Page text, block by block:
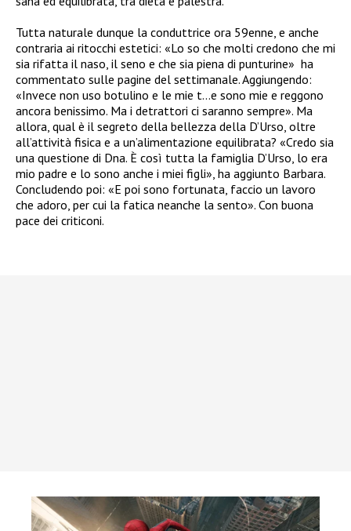
Tutta naturale dunque la conduttrice ora 59enne, e anche
contraria ai ritocchi estetici: «Lo so che molti credono che mi
sia rifatta il naso, il seno e che sia piena di punturine» ha
commentato sulle pagine del settimanale. Aggiungendo:
«Invece non uso botulino e le mie t…e sono mie e reggono
ancora benissimo. Ma i detrattori ci saranno sempre». Ma
allora, qual è il segreto della bellezza della D’Urso, oltre
all’attività fisica e a un’alimentazione equilibrata? «Credo sia
una questione di Dna. È così tutta la famiglia D’Urso, lo era
mio padre e lo sono anche i miei figli», ha aggiunto Barbara.
Concludendo poi: «E poi sono fortunata, faccio un lavoro
che adoro, per cui la fatica neanche la sento». Con buona
pace dei criticoni.